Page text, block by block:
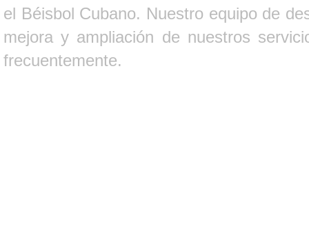
el Béisbol Cubano. Nuestro equipo de
mejora y ampliación de nuestros
frecuentemente.